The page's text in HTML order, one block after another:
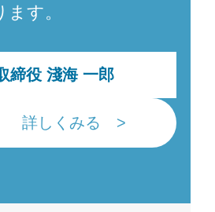
す。
締役 淺海 一郎
詳しくみる >